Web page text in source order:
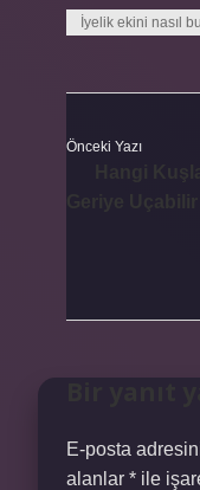
İyelik ekini nasıl
Önceki Yazı
E-posta
alanlar * ile